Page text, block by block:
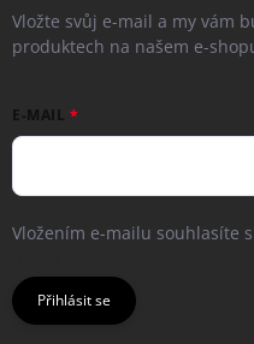
Vložte svůj e-mail a my vám
produktech na našem e-
E-MAIL
Vložením e-mailu souhlasíte s
Přihlásit se